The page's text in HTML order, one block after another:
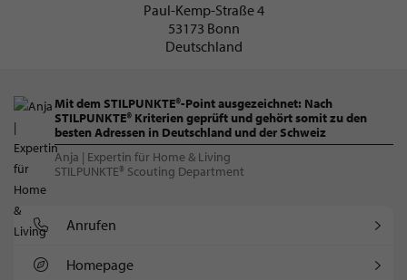
Paul-Kemp-Straße 4
53173 Bonn
Deutschland
Mit dem STILPUNKTE®-Point ausgezeichnet: Nach
STILPUNKTE® Kriterien geprüft und gehört somit zu den
besten Adressen in Deutschland und der Schweiz
Anja | Expertin für Home & Living
STILPUNKTE® Scouting Department
Anrufen
Homepage